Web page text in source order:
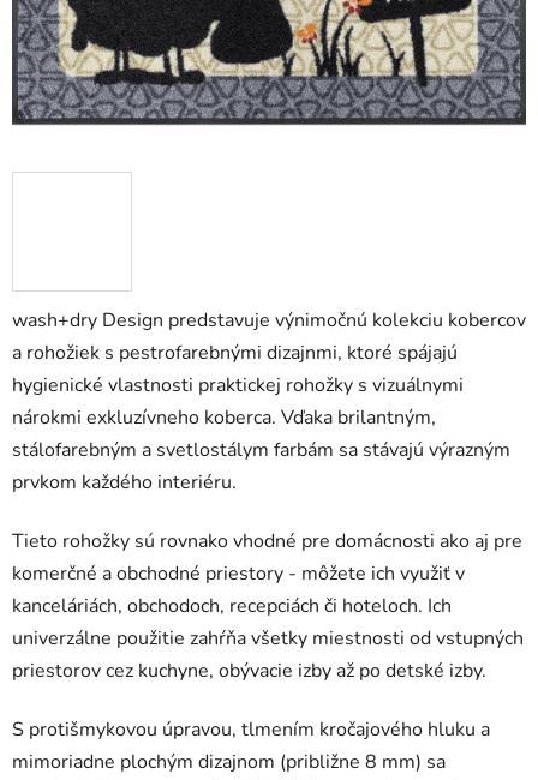
wash+dry Design predstavuje výnimočnú kolekciu kobercov
a rohožiek s pestrofarebnými dizajnmi, ktoré spájajú
hygienické vlastnosti praktickej rohožky s vizuálnymi
nárokmi exkluzívneho koberca. Vďaka brilantným,
stálofarebným a svetlostálym farbám sa stávajú výrazným
prvkom každého interiéru.
Tieto rohožky sú rovnako vhodné pre domácnosti ako aj pre
komerčné a obchodné priestory - môžete ich využiť v
kanceláriách, obchodoch, recepciách či hoteloch. Ich
univerzálne použitie zahŕňa všetky miestnosti od vstupných
priestorov cez kuchyne, obývacie izby až po detské izby.
S protišmykovou úpravou, tlmením kročajového hluku a
mimoriadne plochým dizajnom (približne 8 mm) sa